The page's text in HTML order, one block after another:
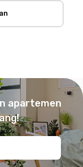
apartemen